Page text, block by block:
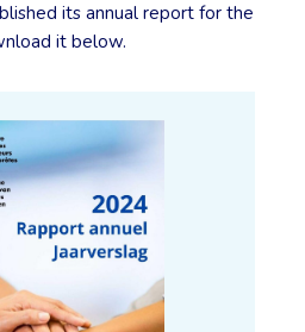
its annual report for the
it below.